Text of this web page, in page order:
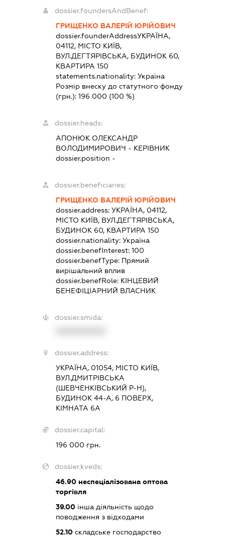
dossier.foundersAndBenef:
ГРИЩЕНКО ВАЛЕРІЙ ЮРІЙОВИЧ
dossier.founderAddressУКРАЇНА,
04112, МІСТО КИЇВ,
ВУЛ.ДЕГТЯРІВСЬКА, БУДИНОК 60,
КВАРТИРА 150
statements.nationality:Україна
Розмір внеску до статутного фонду
(грн.):196 000 (100 %)
dossier.heads:
АПОНЮК ОЛЕКСАНДР
ВОЛОДИМИРОВИЧ - КЕРІВНИК
dossier.position -
dossier.beneficiaries:
ГРИЩЕНКО ВАЛЕРІЙ ЮРІЙОВИЧ
dossier.address:УКРАЇНА, 04112,
МІСТО КИЇВ, ВУЛ.ДЕГТЯРІВСЬКА,
БУДИНОК 60, КВАРТИРА 150
dossier.nationality:Україна
dossier.benefInterest:100
dossier.benefType: Прямий
вирішальний вплив
dossier.benefRole: КІНЦЕВИЙ
БЕНЕФІЦІАРНИЙ ВЛАСНИК
dossier.smida:
dossier.address:
УКРАЇНА, 01054, МІСТО КИЇВ,
ВУЛ.ДМИТРІВСЬКА
(ШЕВЧЕНКІВСЬКИЙ Р-Н),
БУДИНОК 44-А, 6 ПОВЕРХ,
КІМНАТА 6А
dossier.capital:
196 000 грн.
dossier.kveds:
46.90 неспеціалізована оптова
торгівля
39.00 інша діяльність щодо
поводження з відходами
52.10 складське господарство